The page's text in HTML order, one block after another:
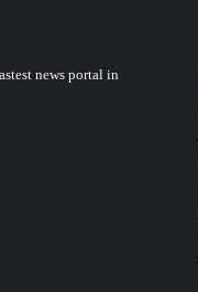
news portal in